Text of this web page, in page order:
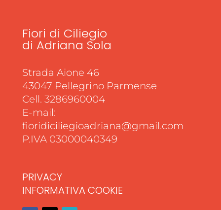
Fiori di Ciliegio
di Adriana Sola
Strada Aione 46
43047 Pellegrino Parmense
Cell. 3286960004
E-mail:
fioridiciliegioadriana@gmail.com
P.IVA 03000040349
PRIVACY
INFORMATIVA COOKIE